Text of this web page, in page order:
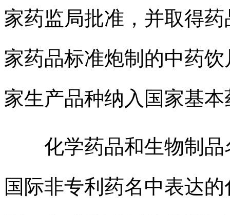
家药监局批准，并取得
家药品标准炮制的中药
家生产品种纳入国家基
化学药品和生物制品
国际非专利药名中表达